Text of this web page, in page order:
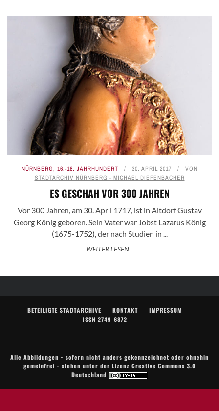
NÜRNBERG, 16.-18. JAHRHUNDERT 30. APRIL 2017
VON
STADTARCHIV NÜRNBERG - MICHAEL DIEFENBACHER
ES GESCHAH VOR 300 JAHREN
Vor 300 Jahren, am 30. April 1717, ist in Altdorf Gustav
Georg König geboren. Sein Vater war Jobst Lazarus König
(1675-1752), der nach Studien in ...
WEITER LESEN...
BETEILIGTE STADTARCHIVE KONTAKT
IMPRESSUM
ISSN 2749-6872
Alle Abbildungen - sofern nicht anders gekennzeichnet oder ohnehin
gemeinfrei - stehen unter der Lizenz Creative Commons 3.0
Deutschland